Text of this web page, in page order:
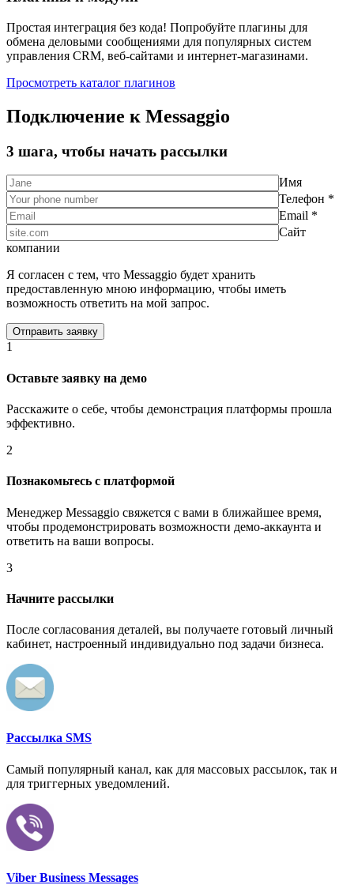
Простая интеграция без кода! Попробуйте плагины для
обмена деловыми сообщениями для популярных систем
управления CRM, веб-сайтами и интернет-магазинами.
Просмотреть каталог плагинов
Подключение к Messaggio
3 шага, чтобы начать рассылки
Имя
Телефон *
Email *
Сайт
компании
Я согласен с тем, что Messaggio будет хранить
предоставленную мною информацию, чтобы иметь
возможность ответить на мой запрос.
1
Оставьте заявку на демо
Расскажите о себе, чтобы демонстрация платформы прошла
эффективно.
2
Познакомьтесь с платформой
Менеджер Messaggio свяжется с вами в ближайшее время,
чтобы продемонстрировать возможности демо-аккаунта и
ответить на ваши вопросы.
3
Начните рассылки
После согласования деталей, вы получаете готовый личный
кабинет, настроенный индивидуально под задачи бизнеса.
Рассылка SMS
Самый популярный канал, как для массовых рассылок, так и
для триггерных уведомлений.
Viber Business Messages